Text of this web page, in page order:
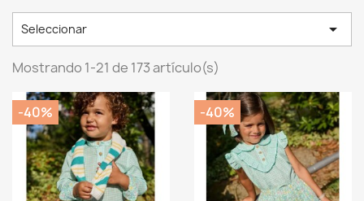
Seleccionar 
Mostrando 1-21 de 173 artículo(s)
-40% -40%